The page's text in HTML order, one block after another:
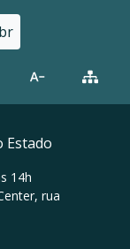
Estado
14h
rua